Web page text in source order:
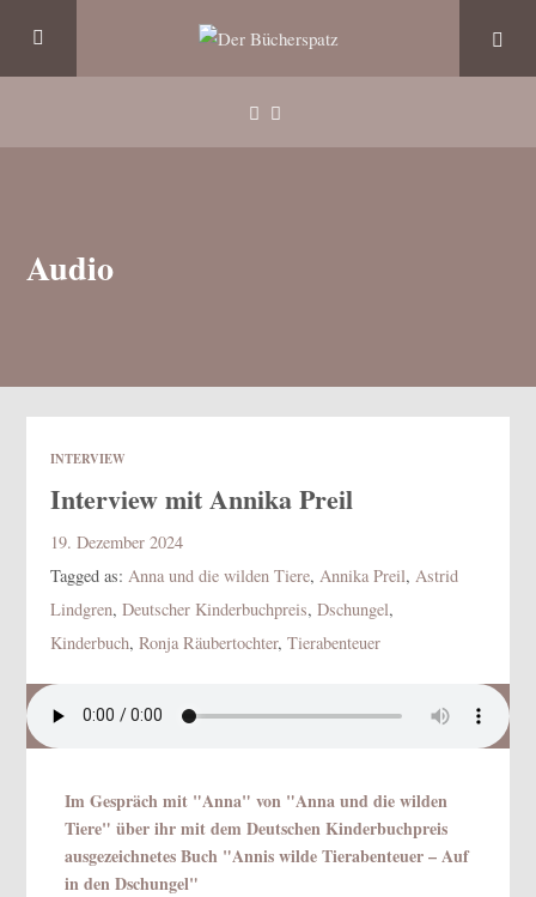
Audio
INTERVIEW
Interview mit Annika Preil
19. Dezember 2024
Tagged as:Anna und die wilden Tiere,Annika Preil,Astrid
Lindgren,Deutscher Kinderbuchpreis,Dschungel,
Kinderbuch,Ronja Räubertochter,Tierabenteuer
Im Gespräch mit "Anna" von "Anna und die wilden
Tiere" über ihr mit dem Deutschen Kinderbuchpreis
ausgezeichnetes Buch "Annis wilde Tierabenteuer – Auf
in den Dschungel"